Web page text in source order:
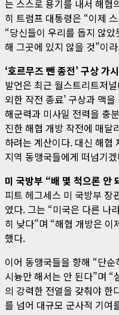
는 스스로 용기를 내서 해협
히 트럼프 대통령은 “이제
“당신들이 우리를 돕지 않
해 그곳에 있지 않을 것”이
‘호르무즈 뺀 종전’ 구상
발언은 최근 월스트리트저
외한 작전 종료’ 구상과 맥
해군력과 미사일 전력을 충
진한 해협 개방 작전에 매달
하려는 계산이다. 대신 해협
지역 동맹국들에게 떠넘기
미 국방부 “배 몇 척으론 안
피트 헤그세스 미 국방부 장
였다. 그는 “미국은 다른 나
히 낮다”며 “해협 개방은 이
했다.
이어 동맹국들을 향해 “단
시늉만 해서는 안 된다”며 “
의 강력한 전열을 갖춰야 한
를 넘어 대규모 군사적 기여